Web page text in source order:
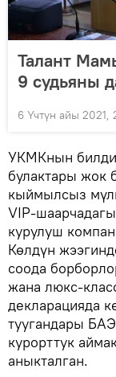
Талант
9 судьяны
6 Үчтүн айы 2021,
УКМКнын
булактары жок
кыймылсыз
VIP-
курулуш
Көлдүн
соода
жана люкс-
декларацияда
туугандары
курорттук
аныкталган.